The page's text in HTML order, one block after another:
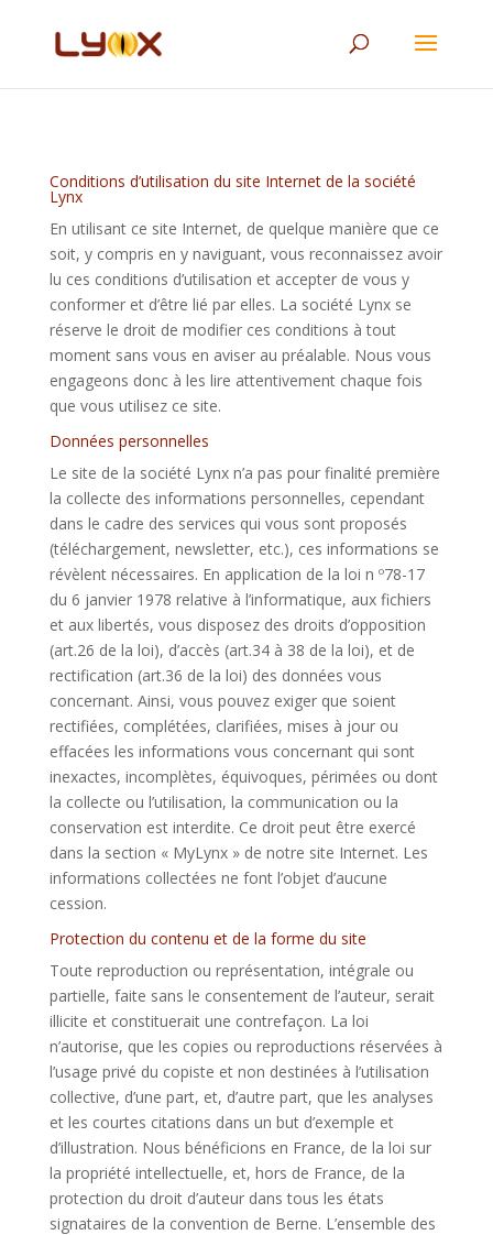
Conditions d’utilisation du site Internet de la société
Lynx
En utilisant ce site Internet, de quelque manière que ce
soit, y compris en y naviguant, vous reconnaissez avoir
lu ces conditions d’utilisation et accepter de vous y
conformer et d’être lié par elles. La société Lynx se
réserve le droit de modifier ces conditions à tout
moment sans vous en aviser au préalable. Nous vous
engageons donc à les lire attentivement chaque fois
que vous utilisez ce site.
Données personnelles
Le site de la société Lynx n’a pas pour finalité première
la collecte des informations personnelles, cependant
dans le cadre des services qui vous sont proposés
(téléchargement, newsletter, etc.), ces informations se
révèlent nécessaires. En application de la loi n º78-17
du 6 janvier 1978 relative à l’informatique, aux fichiers
et aux libertés, vous disposez des droits d’opposition
(art.26 de la loi), d’accès (art.34 à 38 de la loi), et de
rectification (art.36 de la loi) des données vous
concernant. Ainsi, vous pouvez exiger que soient
rectifiées, complétées, clarifiées, mises à jour ou
effacées les informations vous concernant qui sont
inexactes, incomplètes, équivoques, périmées ou dont
la collecte ou l’utilisation, la communication ou la
conservation est interdite. Ce droit peut être exercé
dans la section « MyLynx » de notre site Internet. Les
informations collectées ne font l’objet d’aucune
cession.
Protection du contenu et de la forme du site
Toute reproduction ou représentation, intégrale ou
partielle, faite sans le consentement de l’auteur, serait
illicite et constituerait une contrefaçon. La loi
n’autorise, que les copies ou reproductions réservées à
l’usage privé du copiste et non destinées à l’utilisation
collective, d’une part, et, d’autre part, que les analyses
et les courtes citations dans un but d’exemple et
d’illustration. Nous bénéficions en France, de la loi sur
la propriété intellectuelle, et, hors de France, de la
protection du droit d’auteur dans tous les états
signataires de la convention de Berne. L’ensemble des